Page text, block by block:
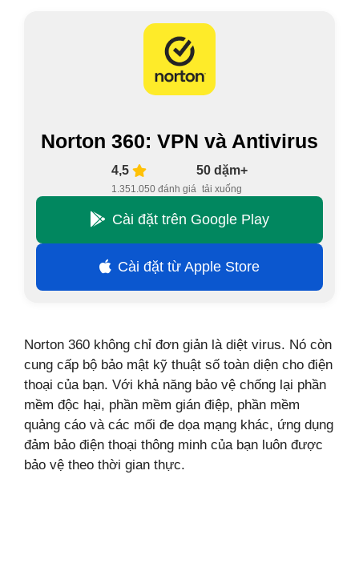
Norton 360: VPN và Antivirus
4,5
1.351.050 đánh giá
50 dặm+
tải xuống
Cài đặt trên Google Play
Cài đặt từ Apple Store
Norton 360 không chỉ đơn giản là diệt virus. Nó còn
cung cấp bộ bảo mật kỹ thuật số toàn diện cho điện
thoại của bạn. Với khả năng bảo vệ chống lại phần
mềm độc hại, phần mềm gián điệp, phần mềm
quảng cáo và các mối đe dọa mạng khác, ứng dụng
đảm bảo điện thoại thông minh của bạn luôn được
bảo vệ theo thời gian thực.